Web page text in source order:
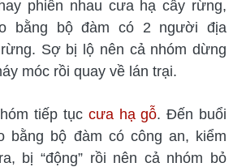
phiên nhau cưa hạ cây rừng,
bằng bộ đàm có 2 người địa
Sợ bị lộ nên cả nhóm dừng
móc rồi quay về lán trại.
tiếp tục cưa hạ gỗ. Đến buổi
bằng bộ đàm có công an, kiểm
bị “động” rồi nên cả nhóm bỏ